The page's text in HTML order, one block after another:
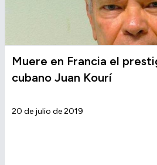
Muere en Francia el
cubano Juan Kourí
20 de julio de 2019